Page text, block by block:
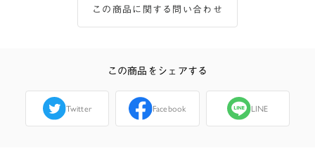
この商品に関する問い合わせ
この商品をシェアする
Twitter Facebook LINE